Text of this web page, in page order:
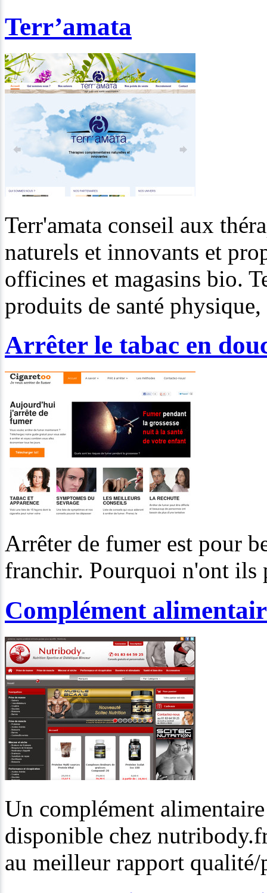
Terr’amata
Terr'amata conseil aux
naturels et innovants et
officines et magasins bio.
produits de santé
Arrêter le tabac en
Arrêter de fumer est pour
franchir. Pourquoi n'ont ils
Complément
Un complément
disponible chez
au meilleur rapport